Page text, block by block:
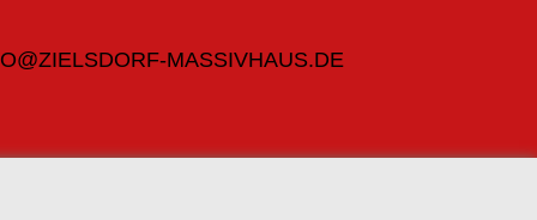
MASSIVHAUS.DE